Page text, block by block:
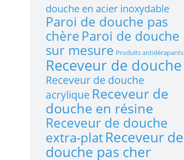
douche en acier inoxydable
Paroi de douche pas
chèreParoi de douche
sur mesure Produits antidérapants
Receveur de douche
Receveur de douche
acrylique Receveur de
douche en résine
Receveur de douche
extra-platReceveur de
douche pas cher